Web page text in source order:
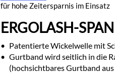
für hohe Zeitersparnis im Einsatz
ERGOLASH-
• Patentierte Wickelwelle mit
• Gurtband wird seitlich in die
(hochsichtbares Gurtband